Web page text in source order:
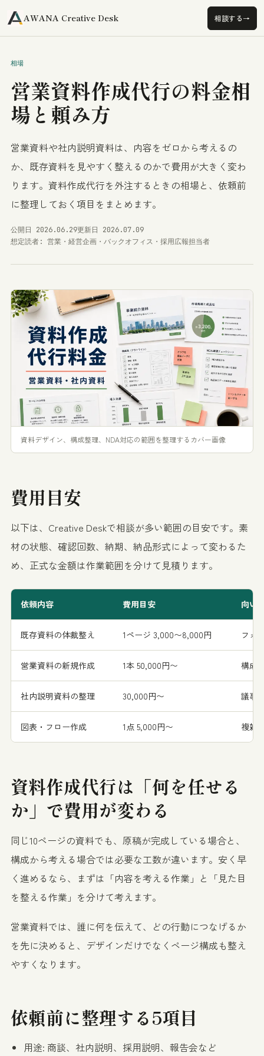
A AWANA Creative Desk 相談する→
相場
営業資料作成代行の料金相
場と頼み方
営業資料や社内説明資料は、内容をゼロから考えるの
か、既存資料を見やすく整えるのかで費用が大きく変わ
ります。資料作成代行を外注するときの相場と、依頼前
に整理しておく項目をまとめます。
公開日 2026.06.29更新日 2026.07.09
想定読者: 営業・経営企画・バックオフィス・採用広報担当者
資料デザイン、構成整理、NDA対応の範囲を整理するカバー画像
費用目安
以下は、Creative Deskで相談が多い範囲の目安です。素
材の状態、確認回数、納期、納品形式によって変わるた
め、正式な金額は作業範囲を分けて見積ります。
依頼内容 費用目安 向い
既存資料の体裁整え 1ページ 3,000〜8,000円 フォ
営業資料の新規作成 1本 50,000円〜 構成
社内説明資料の整理 30,000円〜 議事
図表・フロー作成 1点 5,000円〜 複雑
資料作成代行は「何を任せる
か」で費用が変わる
同じ10ページの資料でも、原稿が完成している場合と、
構成から考える場合では必要な工数が違います。安く早
く進めるなら、まずは「内容を考える作業」と「見た目
を整える作業」を分けて考えます。
営業資料では、誰に何を伝えて、どの行動につなげるか
を先に決めると、デザインだけでなくページ構成も整え
やすくなります。
依頼前に整理する5項目
用途: 商談、社内説明、採用説明、報告会など